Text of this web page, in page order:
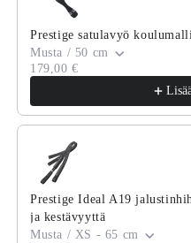
Prestige satulavyö
Musta / 50 cm
179,00 €
Prestige Ideal A19
ja kestävyyttä
Musta / XS - 65 cm